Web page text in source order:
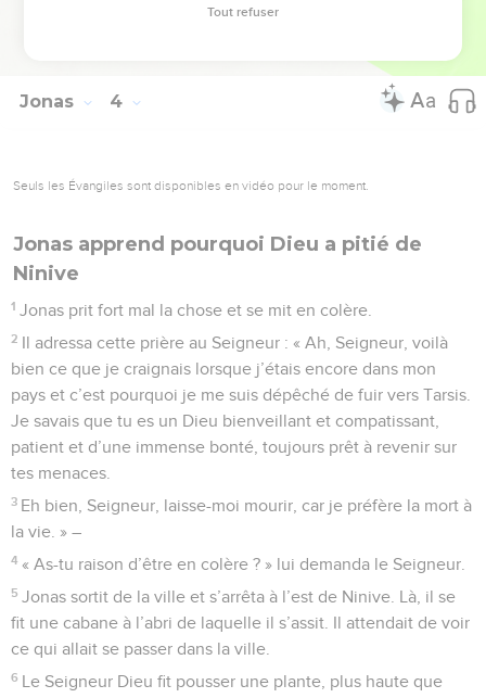
© Société biblique française – Bibli’O, 1997, avec autorisation. Pour vous procurer
Jonas 4
Seuls les Évangiles sont disponibles en vidéo pour le moment.
Jonas apprend pourquoi Dieu a pitié de
Ninive
1 Jonas prit fort mal la chose et se mit en colère.
2 Il adressa cette prière au Seigneur : « Ah, Seigneur, voilà
bien ce que je craignais lorsque j’étais encore dans mon
pays et c’est pourquoi je me suis dépêché de fuir vers Tarsis.
Je savais que tu es un Dieu bienveillant et compatissant,
patient et d’une immense bonté, toujours prêt à revenir sur
tes menaces.
3 Eh bien, Seigneur, laisse-moi mourir, car je préfère la mort à
la vie. » –
4 « As-tu raison d’être en colère ? » lui demanda le Seigneur.
5 Jonas sortit de la ville et s’arrêta à l’est de Ninive. Là, il se
fit une cabane à l’abri de laquelle il s’assit. Il attendait de voir
ce qui allait se passer dans la ville.
6 Le Seigneur Dieu fit pousser une plante, plus haute que
Tout refuser